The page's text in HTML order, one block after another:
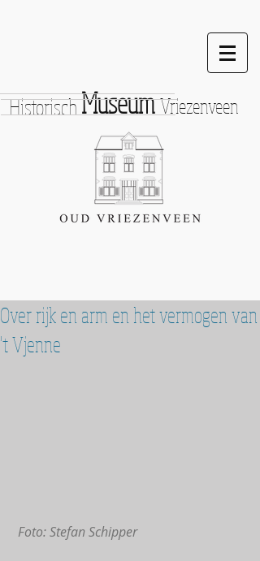
HistorischMuseumVriezenveen
Over rijk en arm en het vermogen van
't Vjenne
Foto: Stefan Schipper